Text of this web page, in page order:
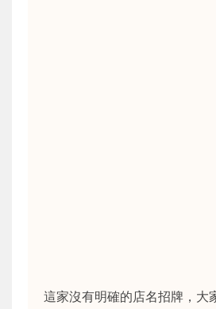
這家沒有明確的店名招牌，大